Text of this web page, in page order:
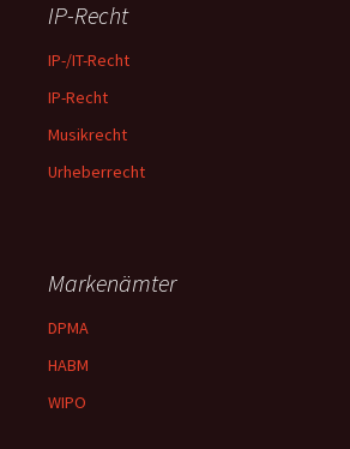
IP-Recht
IP-/IT-Recht
IP-Recht
Musikrecht
Urheberrecht
Markenämter
DPMA
HABM
WIPO